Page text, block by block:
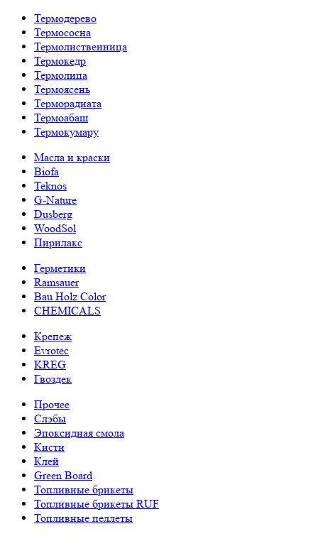
Термодерево
Термососна
Термолиственница
Термокедр
Термолипа
Термоясень
Терморадиата
Термоабаш
Термокумару
Масла и краски
Biofa
Teknos
G-Nature
Dusberg
WoodSol
Пирилакс
Герметики
Ramsauer
Bau Holz Color
CHEMICALS
Крепеж
Evrotec
KREG
Гвоздек
Прочее
Слэбы
Эпоксидная смола
Кисти
Клей
Green Board
Топливные брикеты
Топливные брикеты RUF
Топливные пеллеты